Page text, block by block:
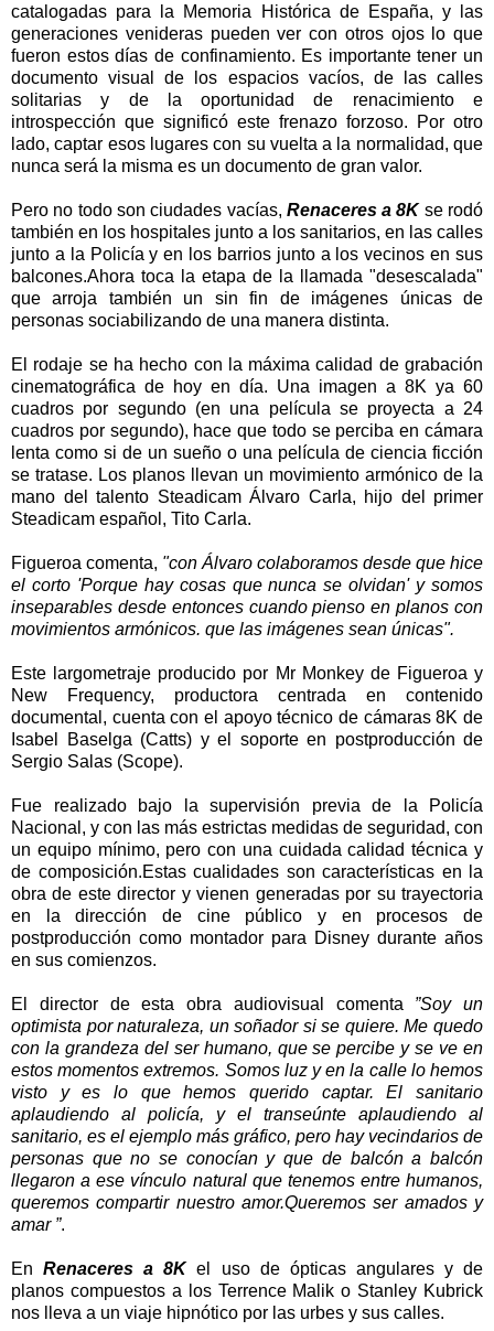
catalogadas para la Memoria Histórica de España, y las
generaciones venideras pueden ver con otros ojos lo que
fueron estos días de confinamiento. Es importante tener un
documento visual de los espacios vacíos, de las calles
solitarias y de la oportunidad de renacimiento e
introspección que significó este frenazo forzoso. Por otro
lado, captar esos lugares con su vuelta a la normalidad, que
nunca será la misma es un documento de gran valor.
Pero no todo son ciudades vacías, Renaceres a 8Kse rodó
también en los hospitales junto a los sanitarios, en las calles
junto a la Policía y en los barrios junto a los vecinos en sus
balcones.Ahora toca la etapa de la llamada "desescalada"
que arroja también un sin fin de imágenes únicas de
personas sociabilizando de una manera distinta.
El rodaje se ha hecho con la máxima calidad de grabación
cinematográfica de hoy en día. Una imagen a 8K ya 60
cuadros por segundo (en una película se proyecta a 24
cuadros por segundo), hace que todo se perciba en cámara
lenta como si de un sueño o una película de ciencia ficción
se tratase. Los planos llevan un movimiento armónico de la
mano del talento Steadicam Álvaro Carla, hijo del primer
Steadicam español, Tito Carla.
Figueroa comenta, "con Álvaro colaboramos desde que hice
el corto 'Porque hay cosas que nunca se olvidan' y somos
inseparables desde entonces cuando pienso en planos con
movimientos armónicos. que las imágenes sean únicas".
Este largometraje producido por Mr Monkey de Figueroa y
New Frequency, productora centrada en contenido
documental, cuenta con el apoyo técnico de cámaras 8K de
Isabel Baselga (Catts) y el soporte en postproducción de
Sergio Salas (Scope).
Fue realizado bajo la supervisión previa de la Policía
Nacional, y con las más estrictas medidas de seguridad, con
un equipo mínimo, pero con una cuidada calidad técnica y
de composición.Estas cualidades son características en la
obra de este director y vienen generadas por su trayectoria
en la dirección de cine público y en procesos de
postproducción como montador para Disney durante años
en sus comienzos.
El director de esta obra audiovisual comenta ”Soy un
optimista por naturaleza, un soñador si se quiere. Me quedo
con la grandeza del ser humano, que se percibe y se ve en
estos momentos extremos. Somos luz y en la calle lo hemos
visto y es lo que hemos querido captar. El sanitario
aplaudiendo al policía, y el transeúnte aplaudiendo al
sanitario, es el ejemplo más gráfico, pero hay vecindarios de
personas que no se conocían y que de balcón a balcón
llegaron a ese vínculo natural que tenemos entre humanos,
queremos compartir nuestro amor.Queremos ser amados y
amar ”.
EnRenaceres a 8Kel uso de ópticas angulares y de
planos compuestos a los Terrence Malik o Stanley Kubrick
nos lleva a un viaje hipnótico por las urbes y sus calles.